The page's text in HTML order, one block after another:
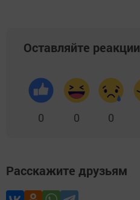
Оставляйте реакции
0 0 0
Расскажите друзьям